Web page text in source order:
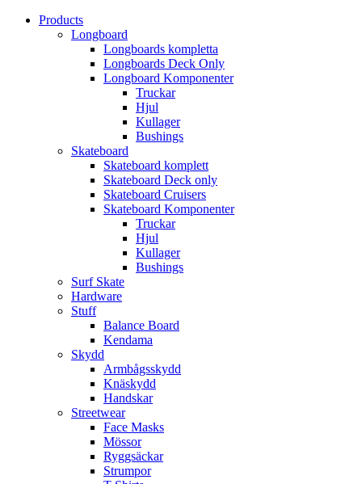
Products
Longboard
Longboards kompletta
Longboards Deck Only
Longboard Komponenter
Truckar
Hjul
Kullager
Bushings
Skateboard
Skateboard komplett
Skateboard Deck only
Skateboard Cruisers
Skateboard Komponenter
Truckar
Hjul
Kullager
Bushings
Surf Skate
Hardware
Stuff
Balance Board
Kendama
Skydd
Armbågsskydd
Knäskydd
Handskar
Streetwear
Face Masks
Mössor
Ryggsäckar
Strumpor